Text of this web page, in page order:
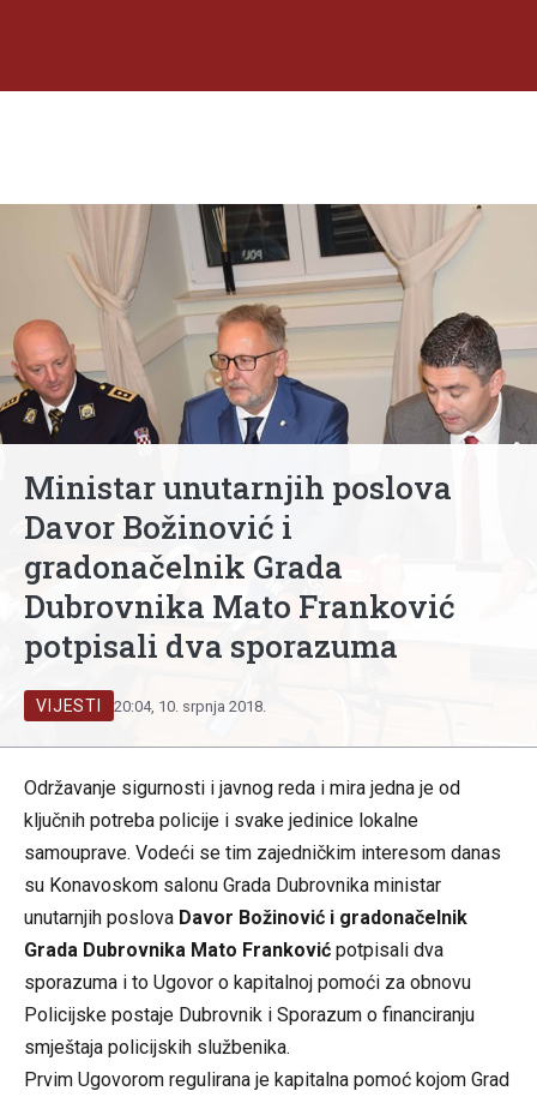
Ministar unutarnjih poslova
Davor Božinović i
gradonačelnik Grada
Dubrovnika Mato Franković
potpisali dva sporazuma
VIJESTI 20:04, 10. srpnja 2018.
Održavanje sigurnosti i javnog reda i mira jedna je od
ključnih potreba policije i svake jedinice lokalne
samouprave. Vodeći se tim zajedničkim interesom danas
su Konavoskom salonu Grada Dubrovnika ministar
unutarnjih poslova Davor Božinović i gradonačelnik
Grada Dubrovnika Mato Franković potpisali dva
sporazuma i to Ugovor o kapitalnoj pomoći za obnovu
Policijske postaje Dubrovnik i Sporazum o financiranju
smještaja policijskih službenika.
Prvim Ugovorom regulirana je kapitalna pomoć kojom Grad